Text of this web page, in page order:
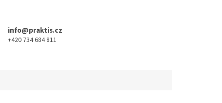
info@praktis.cz
+420 734 684 811